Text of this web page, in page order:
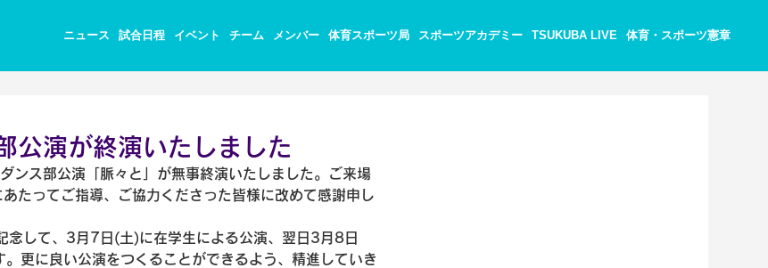
ニュース 試合日程 イベント チーム メンバー 体育スポーツ局 スポーツアカデミー TSUKUBA LIVE 体育・スポーツ憲章
公演が終演いたしました
ンス部公演「脈々と」が無事終演いたしました。ご来場
たってご指導、ご協力くださった皆様に改めて感謝申し
念して、3月7日(土)に在学生による公演、翌日3月8日
更に良い公演をつくることができるよう、精進していき